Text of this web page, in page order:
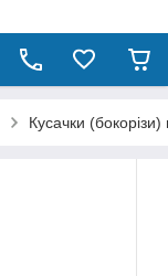
Кусачки (бокорізи)